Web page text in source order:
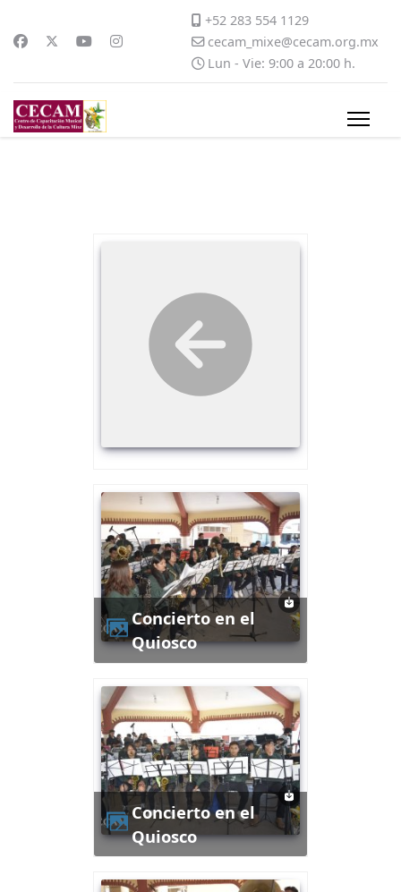
+52 283 554 1129
cecam_mixe@cecam.org.mx
Lun - Vie: 9:00 a 20:00 h.
Concierto en el
Quiosco
Concierto en el
Quiosco